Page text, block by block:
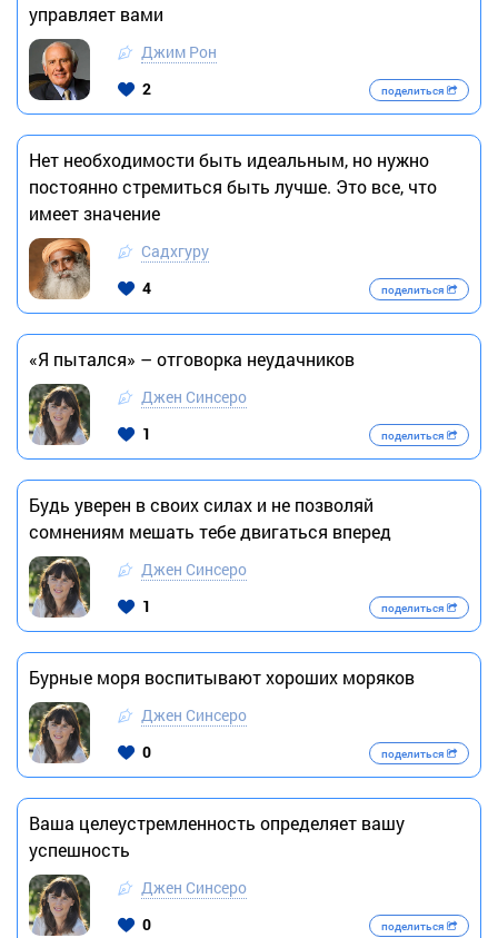
управляет вами
Джим Рон
2
поделиться
Нет необходимости быть идеальным, но нужно
постоянно стремиться быть лучше. Это все, что
имеет значение
Садхгуру
4
поделиться
«Я пытался» – отговорка неудачников
Джен Синсеро
1
поделиться
Будь уверен в своих силах и не позволяй
сомнениям мешать тебе двигаться вперед
Джен Синсеро
1
поделиться
Бурные моря воспитывают хороших моряков
Джен Синсеро
0
поделиться
Ваша целеустремленность определяет вашу
успешность
Джен Синсеро
0
поделиться